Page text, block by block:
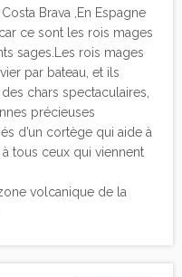
Brava ,En Espagne
ce sont les rois mages
sages.Les rois mages
par bateau, et ils
chars spectaculaires,
précieuses
d’un cortège qui aide à
tous ceux qui viennent
volcanique de la